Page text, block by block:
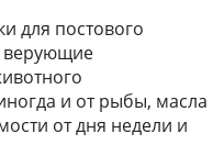
для постового
верующие
и от рыбы, масла
от дня недели и